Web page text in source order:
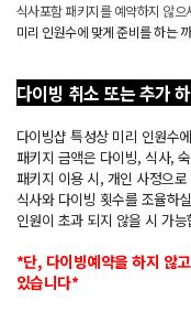
식사포함 패키지를 예약하지 않
미리 인원수에 맞게 준비를 하는
다이빙 취소 또는 추가
다이빙샵 특성상 미리 인원수
패키지 금액은 다이빙, 식사,
패키지 이용 시, 개인 사정으
식사와 다이빙 횟수를 조율하
인원이 초과 되지 않을 시 가능
*단, 다이빙예약을 하지 않
있습니다*